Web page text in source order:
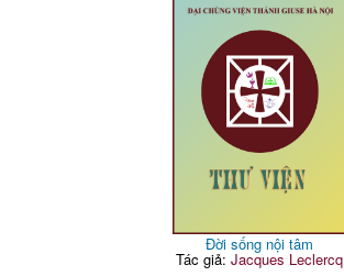
Đời sống nội tâm
Tác giả:Jacques Leclercq